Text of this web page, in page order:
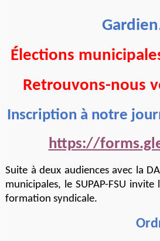
Élections
Retrouvons-nous
Inscription à notre
https://
Suite à deux audiences avec la
municipales, le SUPAP-FSU
formation syndicale.